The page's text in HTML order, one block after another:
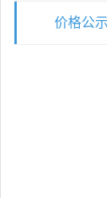
价格公示